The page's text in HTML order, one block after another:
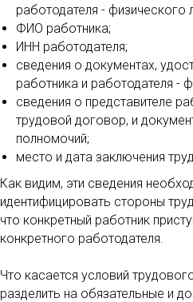
работодателя - физического
ФИО работника;
ИНН работодателя;
сведения о документах,
работника и работодателя -
сведения о представителе
трудовой договор, и
полномочий;
место и дата заключения
Как видим, эти сведения
идентифицировать стороны
что конкретный работник
конкретного работодателя.
Что касается условий
разделить на обязательные и